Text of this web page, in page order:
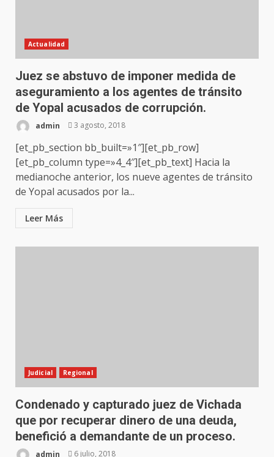
Actualidad
Juez se abstuvo de imponer medida de
aseguramiento a los agentes de tránsito
de Yopal acusados de corrupción.
admin 3 agosto, 2018
[et_pb_section bb_built=»1″][et_pb_row]
[et_pb_column type=»4_4″][et_pb_text] Hacia la
medianoche anterior, los nueve agentes de tránsito
de Yopal acusados por la...
Leer Más
Judicial Regional
Condenado y capturado juez de Vichada
que por recuperar dinero de una deuda,
benefició a demandante de un proceso.
admin 6 julio, 2018